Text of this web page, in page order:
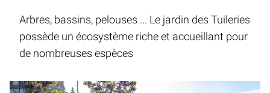
Arbres, bassins, pelouses ... Le jardin des Tuileries
possède un écosystème riche et accueillant pour
de nombreuses espèces